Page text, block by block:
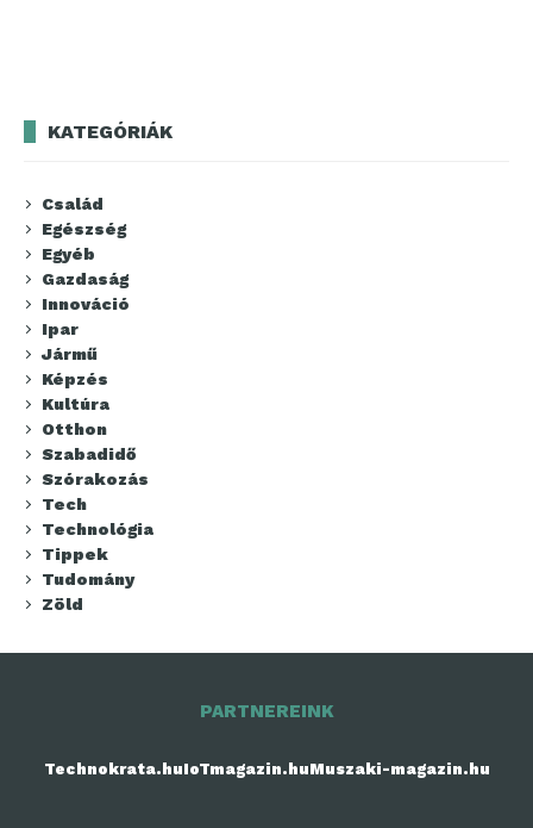
KATEGÓRIÁK
Család
Egészség
Egyéb
Gazdaság
Innováció
Ipar
Jármű
Képzés
Kultúra
Otthon
Szabadidő
Szórakozás
Tech
Technológia
Tippek
Tudomány
Zöld
PARTNEREINK
Technokrata.huIoTmagazin.huMuszaki-magazin.hu